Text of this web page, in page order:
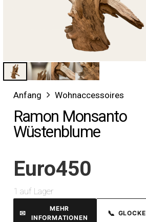
Anfang Wohnaccessoires
Ramon Monsanto
Wüstenblume
Euro450
1 auf Lager
✉
MEHR
INFORMATIONEN
📞 GLOCKE